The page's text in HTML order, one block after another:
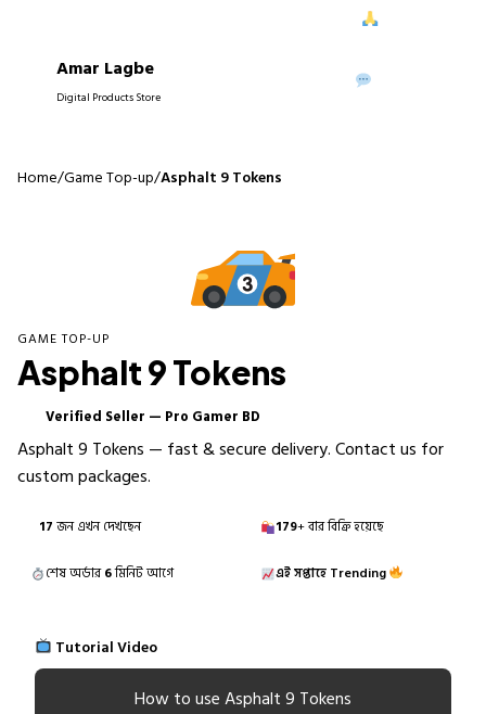
আপনাদের
Amar Lagbe
Digital Products Store
Home/Game Top-up/Asphalt 9 Tokens
GAME TOP-UP
Asphalt 9 Tokens
Verified Seller — Pro Gamer BD
Asphalt 9 Tokens — fast & secure delivery. Contact us for
custom packages.
17 জন এখন দেখছেন 179+ বার বিক্রি হয়েছে
শেষ অর্ডার6মিনিট আগে এই সপ্তাহে Trending
Tutorial Video
How to use Asphalt 9 Tokens